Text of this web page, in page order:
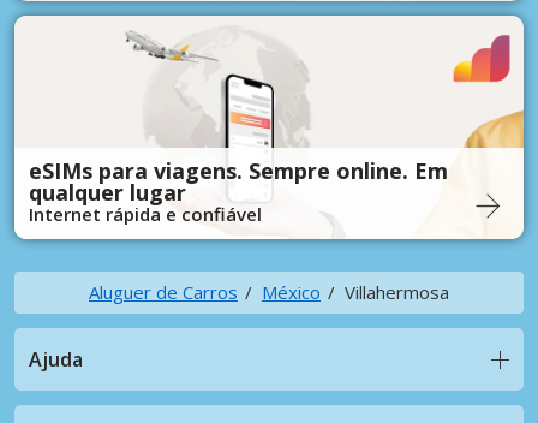
eSIMs para viagens. Sempre online. Em
qualquer lugar
Internet rápida e confiável
Aluguer de Carros México Villahermosa
Ajuda